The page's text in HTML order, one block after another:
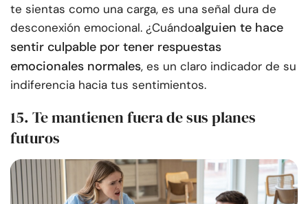
te sientas como una carga, es una señal dura de
desconexión emocional. ¿Cuándoalguien te hace
sentir culpable por tener respuestas
emocionales normales, es un claro indicador de su
indiferencia hacia tus sentimientos.
15. Te mantienen fuera de sus planes
futuros